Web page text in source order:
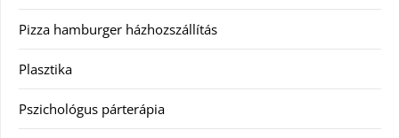
Pizza hamburger házhozszállítás
Plasztika
Pszichológus párterápia